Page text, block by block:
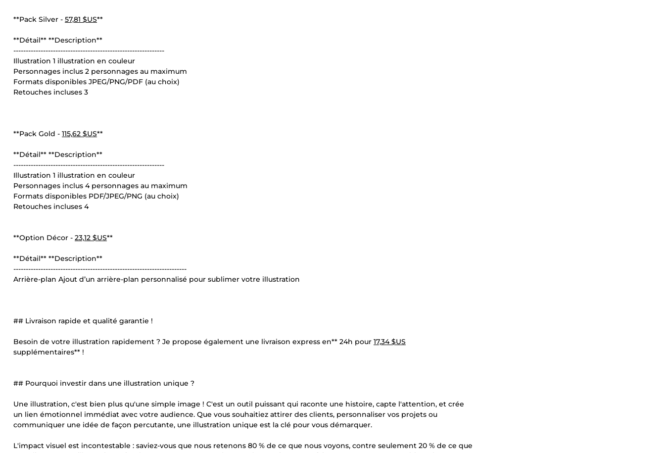
**Pack Silver - 57,81 $US**
**Détail** **Description**
-------------------------------------------------------------
Illustration 1 illustration en couleur
Personnages inclus 2 personnages au maximum
Formats disponibles JPEG/PNG/PDF (au choix)
Retouches incluses 3
**Pack Gold - 115,62 $US**
**Détail** **Description**
-------------------------------------------------------------
Illustration 1 illustration en couleur
Personnages inclus 4 personnages au maximum
Formats disponibles PDF/JPEG/PNG (au choix)
Retouches incluses 4
**Option Décor - 23,12 $US**
**Détail** **Description**
----------------------------------------------------------------------
Arrière-plan Ajout d’un arrière-plan personnalisé pour sublimer votre illustration
## Livraison rapide et qualité garantie !
Besoin de votre illustration rapidement ? Je propose également une livraison express en** 24h pour 17,34 $US
supplémentaires** !
## Pourquoi investir dans une illustration unique ?
Une illustration, c'est bien plus qu'une simple image ! C'est un outil puissant qui raconte une histoire, capte l'attention, et crée
un lien émotionnel immédiat avec votre audience. Que vous souhaitiez attirer des clients, personnaliser vos projets ou
communiquer une idée de façon percutante, une illustration unique est la clé pour vous démarquer.
L'impact visuel est incontestable : saviez-vous que nous retenons 80 % de ce que nous voyons, contre seulement 20 % de ce que